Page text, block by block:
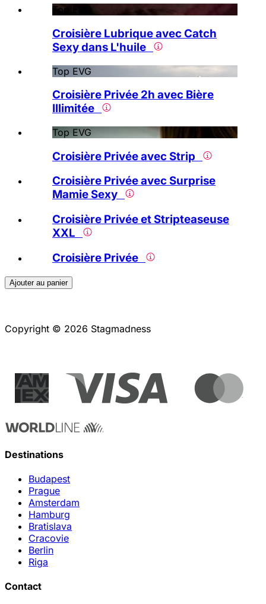
Top EVG
Croisière Lubrique avec Catch
Sexy dans L'huile
Top EVG
Croisière Privée 2h avec Bière
Illimitée
Top EVG
Croisière Privée avec Strip
Croisière Privée avec Surprise
Mamie Sexy
Croisière Privée et Stripteaseuse
XXL
Croisière Privée
Ajouter au panier
Copyright © 2026 Stagmadness
Destinations
Budapest
Prague
Amsterdam
Hamburg
Bratislava
Cracovie
Berlin
Riga
Contact